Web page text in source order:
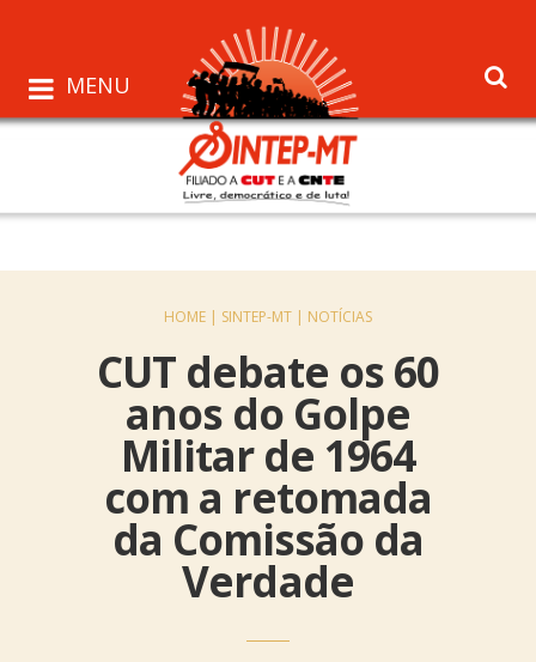
MENU
HOME | SINTEP-MT | NOTÍCIAS
CUT debate os 60
anos do Golpe
Militar de 1964
com a retomada
da Comissão da
Verdade